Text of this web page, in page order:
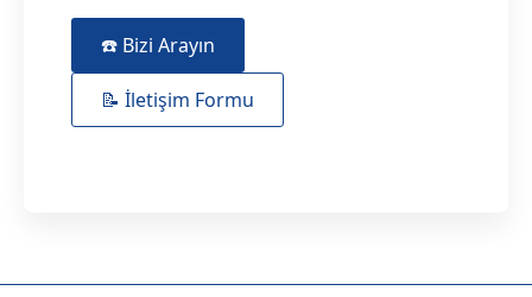
☎️ Bizi Arayın
📝 İletişim Formu